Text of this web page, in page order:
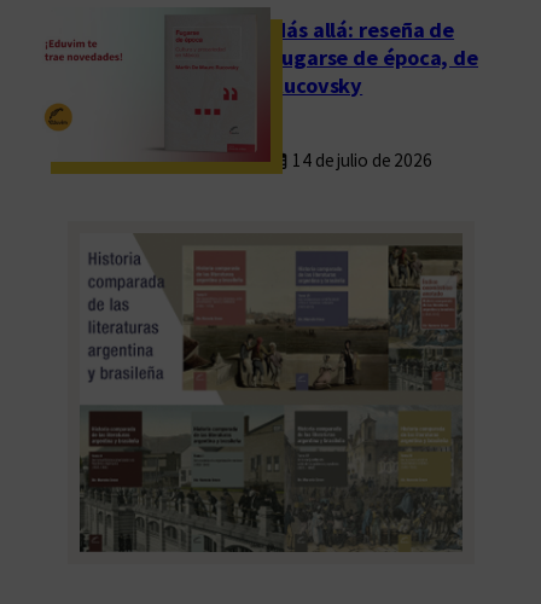
e
0
2
Más allá: reseña de
Fugarse de época, de
Rucovsky
14 de julio de 2026